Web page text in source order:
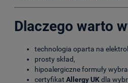
Dlaczego warto
technologia oparta na
prosty skład,
hipoalergiczne formuły
certyfikat Allergy UKdla